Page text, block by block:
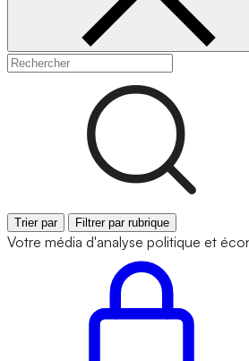
Trier par Filtrer par rubrique
Votre média d'analyse politique et